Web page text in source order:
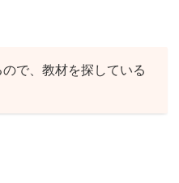
で、教材を探している